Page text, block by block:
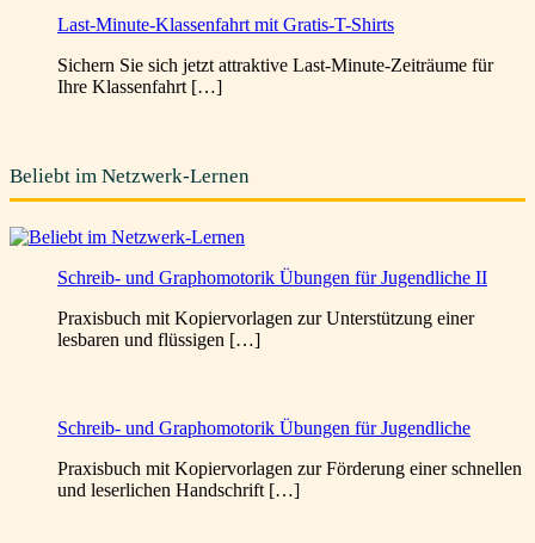
Last-Minute-Klassenfahrt mit Gratis-T-Shirts
Sichern Sie sich jetzt attraktive Last-Minute-Zeiträume für
Ihre Klassenfahrt […]
Beliebt im Netzwerk-Lernen
Schreib- und Graphomotorik Übungen für Jugendliche II
Praxisbuch mit Kopiervorlagen zur Unterstützung einer
lesbaren und flüssigen […]
Schreib- und Graphomotorik Übungen für Jugendliche
Praxisbuch mit Kopiervorlagen zur Förderung einer schnellen
und leserlichen Handschrift […]